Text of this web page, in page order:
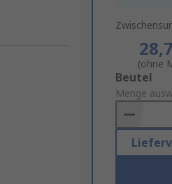
(ohne
Add
to
Basket
Beutel
Menge